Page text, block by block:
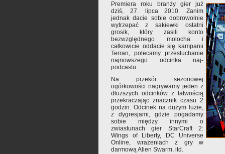
Premiera roku branży gier już
dziś, 27. lipca 2010. Zanim
jednak dacie sobie dobrowolnie
wytrzepać z sakiewki ostatni
grosik, który zasili konto
bezwzględnego molocha i
całkowicie oddacie się kampanii
Terran, polecamy przesłuchanie
najnowszego odcinka naj-
podcastu.
Na przekór sezonowej
ogórkowości nagrywamy jeden z
dłuższych odcinków z łatwością
przekraczając znacznik czasu 2
godzin. Odcinek na dużym luzie,
z dygresjami, gdzie pogadamy
sobie między innymi o
zwiastunach gier StarCraft 2:
Wings of Liberty, DC Universe
Online, wrażeniach z gry w
darmową Alien Swarm, itd.